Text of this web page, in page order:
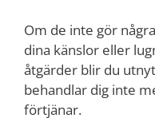
Om de inte gör
dina känslor eller
åtgärder blir du
behandlar dig inte
förtjänar.